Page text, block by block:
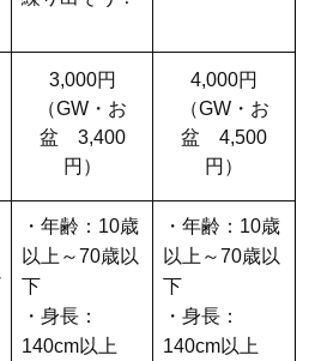
3,000円
（GW・お
盆 3,400
円）
4,000円
（GW・お
盆 4,500
円）
・年齢：10歳
以上～70歳以
下
・身長：
140cm以上
・年齢：10歳
以上～70歳以
下
・身長：
140cm以上